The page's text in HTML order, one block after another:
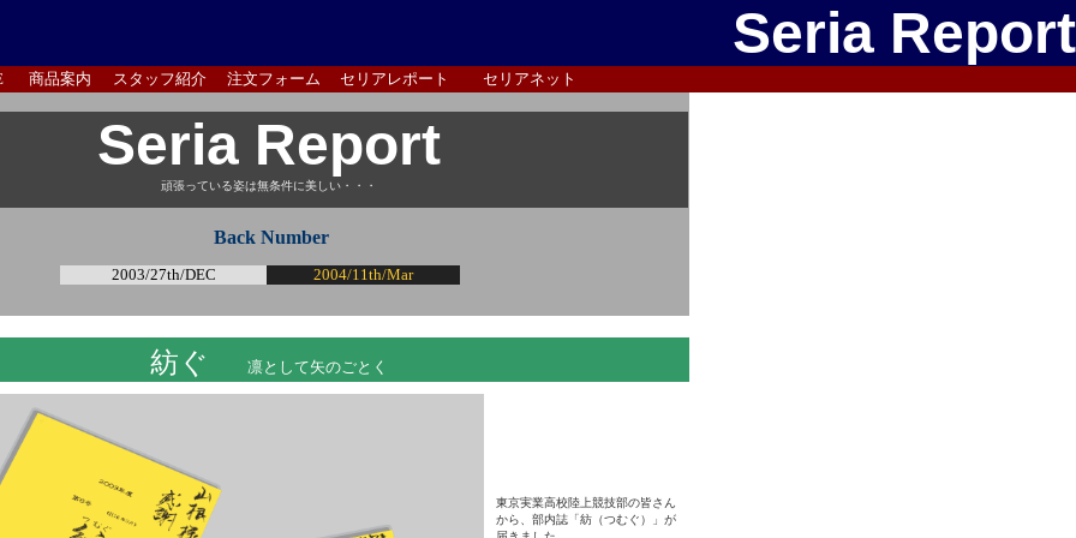
Seria Report
商品案内 スタッフ紹介 注文フォーム セリアレポート セリアネット
Seria Report
頑張っている姿は無条件に美しい・・・
Back Number
2003/27th/DEC 2004/11th/Mar
紡ぐ 凛として矢のごとく
東京実業高校陸上競技部の皆さん
から、部内誌「紡（つむぐ）」が